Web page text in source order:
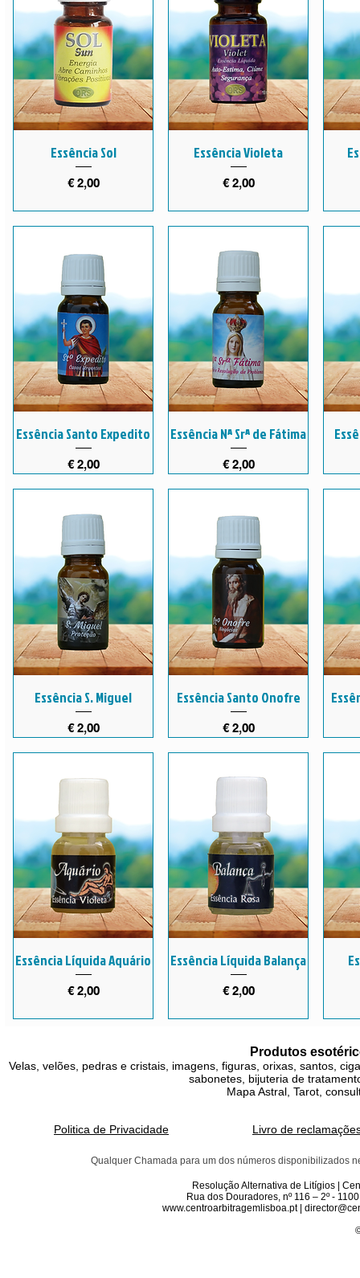
Essência Sol
Preço
€ 2,00
Essência Violeta
Preço
€ 2,00
Essência Santo Expedito
Preço
€ 2,00
Essência Nª Srª de Fátima
Preço
€ 2,00
Essência S. Miguel
Preço
€ 2,00
Essência Santo Onofre
Preço
€ 2,00
Essência Líquida Aquário
Preço
€ 2,00
Essência Líquida Balança
Preço
€ 2,00
Produtos
Velas, velões, pedras e cristais, imagens, figuras, orixas, santos,
sabonetes, bijuteria de
Mapa Astral, Tarot,
Politica de Privacidade Livro de
Qualquer Chamada para um dos números disponibilizados
Resolução Alternativa de Litígios |
Rua dos Douradores, nº 116 – 2º -
www.centroarbitragemlisboa.pt |